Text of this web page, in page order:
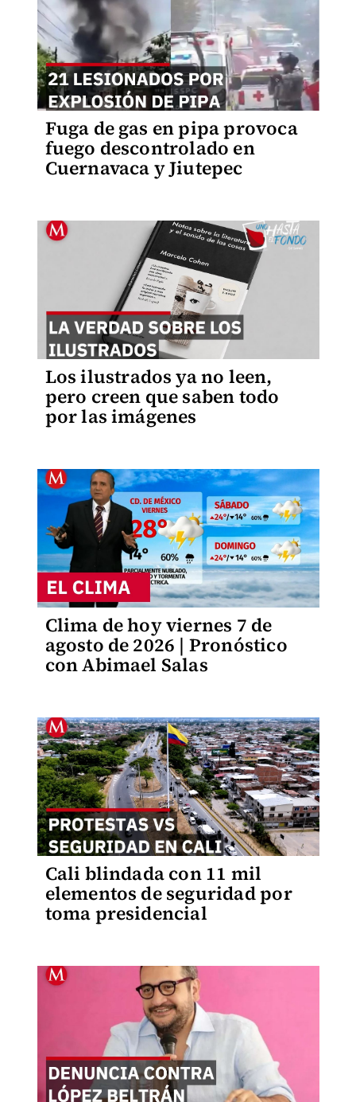
Fuga de gas en pipa provoca
fuego descontrolado en
Cuernavaca y Jiutepec
Los ilustrados ya no leen,
pero creen que saben todo
por las imágenes
Clima de hoy viernes 7 de
agosto de 2026 | Pronóstico
con Abimael Salas
Cali blindada con 11 mil
elementos de seguridad por
toma presidencial